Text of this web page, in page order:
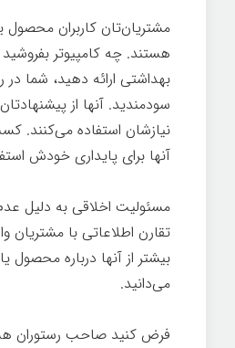
مشتریان‌تان کاربران محصول
هستند. چه کامپیوتر
بهداشتی ارائه دهید، شما در
سودمندید. آنها از
نیازشان استفاده می‌کنند.
آنها برای پایداری خودش
مسئولیت اخلاقی به دلیل
تقارن اطلاعاتی با مشتریان
بیشتر از آنها درباره
می‌دانید.
فرض کنید صاحب رستوران